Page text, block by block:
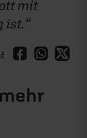
mit
ist.